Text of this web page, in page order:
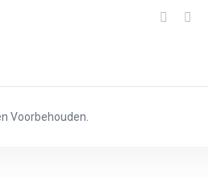
Voorbehouden.